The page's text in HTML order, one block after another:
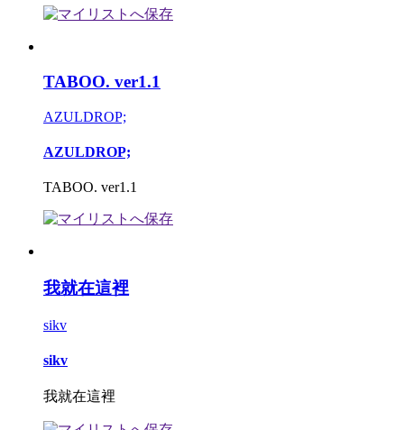
TABOO. ver1.1
AZULDROP;
AZULDROP;
TABOO. ver1.1
我就在這裡
sikv
sikv
我就在這裡